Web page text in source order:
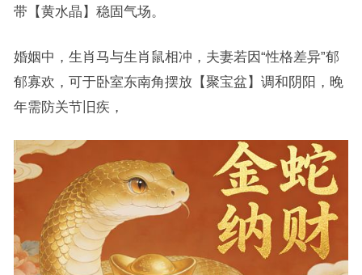
带【黄水晶】稳固气场。
婚姻中，生肖马与生肖鼠相冲，夫妻若因“性格差异”郁
郁寡欢，可于卧室东南角摆放【聚宝盆】调和阴阳，晚
年需防关节旧疾，